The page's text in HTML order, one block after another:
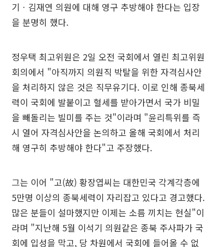
기ㆍ김재연 의원에 대해 영구 추방해야 한다는 입장
을 분명히 했다.
정우택 최고위원은 2일 오전 국회에서 열린 최고위원
회의에서 "아직까지 의원직 박탈을 위한 자격심사안
을 처리하지 않은 것은 직무유기다. 이로 인해 종북세
력이 국회에 발붙이고 혈세를 받아가면서 국가 비밀
을 빼돌리는 빌미를 주는 것"이라며 "윤리특위를 즉
시 열어 자격심사안을 논의하고 올해 국회에서 처리
해 영구히 추방해야 한다"고 주장했다.
그는 이어 "고(故) 황장엽씨는 대한민국 각계각층에
5만명 이상의 종북세력이 자리잡고 있다고 경고했다.
많은 분들이 설마했지만 이제는 소름 끼치는 현실"이
라며 "지난해 5월 이석기 의원같은 종북 주사파가 국
회에 입성을 막고, 당 차원에서 국회에 들어올 수 없